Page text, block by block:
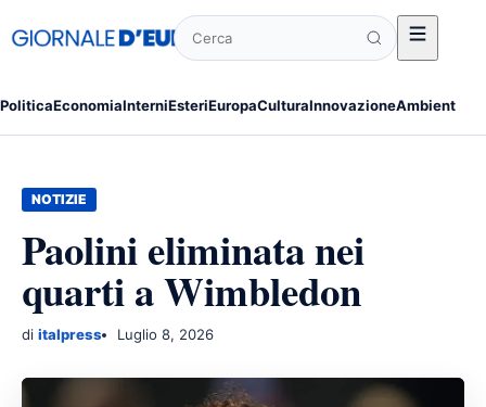
PoliticaEconomiaInterniEsteriEuropaCulturaInnovazioneAmbiente
Cerca
NOTIZIE
Paolini eliminata nei
quarti a Wimbledon
di italpress Luglio 8, 2026